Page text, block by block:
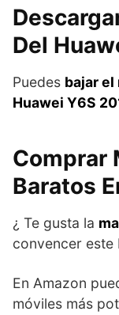
Del
Puedes bajar
Huawei Y6S
Comprar
Baratos
¿ Te gusta la
convencer este
En Amazon
móviles más